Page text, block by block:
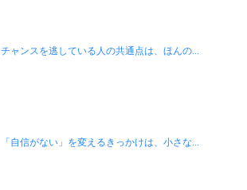
チャンスを逃している人の共通点は、ほんの...
「自信がない」を変えるきっかけは、小さな...